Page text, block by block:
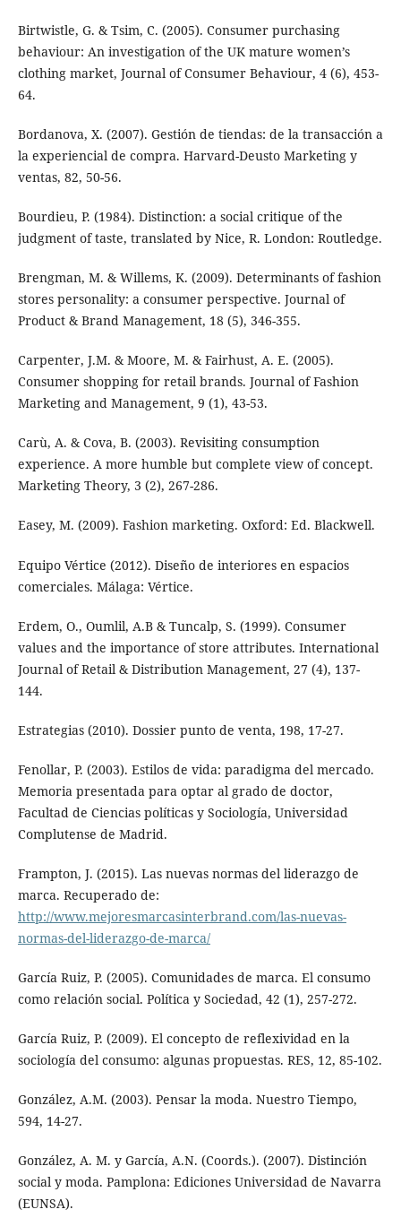
Birtwistle, G. & Tsim, C. (2005). Consumer purchasing
behaviour: An investigation of the UK mature women’s
clothing market, Journal of Consumer Behaviour, 4 (6), 453-
64.
Bordanova, X. (2007). Gestión de tiendas: de la transacción a
la experiencial de compra. Harvard-Deusto Marketing y
ventas, 82, 50-56.
Bourdieu, P. (1984). Distinction: a social critique of the
judgment of taste, translated by Nice, R. London: Routledge.
Brengman, M. & Willems, K. (2009). Determinants of fashion
stores personality: a consumer perspective. Journal of
Product & Brand Management, 18 (5), 346-355.
Carpenter, J.M. & Moore, M. & Fairhust, A. E. (2005).
Consumer shopping for retail brands. Journal of Fashion
Marketing and Management, 9 (1), 43-53.
Carù, A. & Cova, B. (2003). Revisiting consumption
experience. A more humble but complete view of concept.
Marketing Theory, 3 (2), 267-286.
Easey, M. (2009). Fashion marketing. Oxford: Ed. Blackwell.
Equipo Vértice (2012). Diseño de interiores en espacios
comerciales. Málaga: Vértice.
Erdem, O., Oumlil, A.B & Tuncalp, S. (1999). Consumer
values and the importance of store attributes. International
Journal of Retail & Distribution Management, 27 (4), 137-
144.
Estrategias (2010). Dossier punto de venta, 198, 17-27.
Fenollar, P. (2003). Estilos de vida: paradigma del mercado.
Memoria presentada para optar al grado de doctor,
Facultad de Ciencias políticas y Sociología, Universidad
Complutense de Madrid.
Frampton, J. (2015). Las nuevas normas del liderazgo de
marca. Recuperado de:
http://www.mejoresmarcasinterbrand.com/las-nuevas-
normas-del-liderazgo-de-marca/
García Ruiz, P. (2005). Comunidades de marca. El consumo
como relación social. Política y Sociedad, 42 (1), 257-272.
García Ruiz, P. (2009). El concepto de reflexividad en la
sociología del consumo: algunas propuestas. RES, 12, 85-102.
González, A.M. (2003). Pensar la moda. Nuestro Tiempo,
594, 14-27.
González, A. M. y García, A.N. (Coords.). (2007). Distinción
social y moda. Pamplona: Ediciones Universidad de Navarra
(EUNSA).